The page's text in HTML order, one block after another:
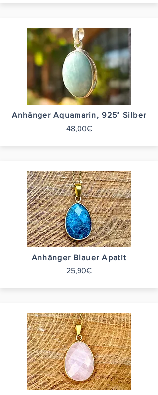
Anhänger Aquamarin, 925° Silber
48,00€
Anhänger Blauer Apatit
25,90€